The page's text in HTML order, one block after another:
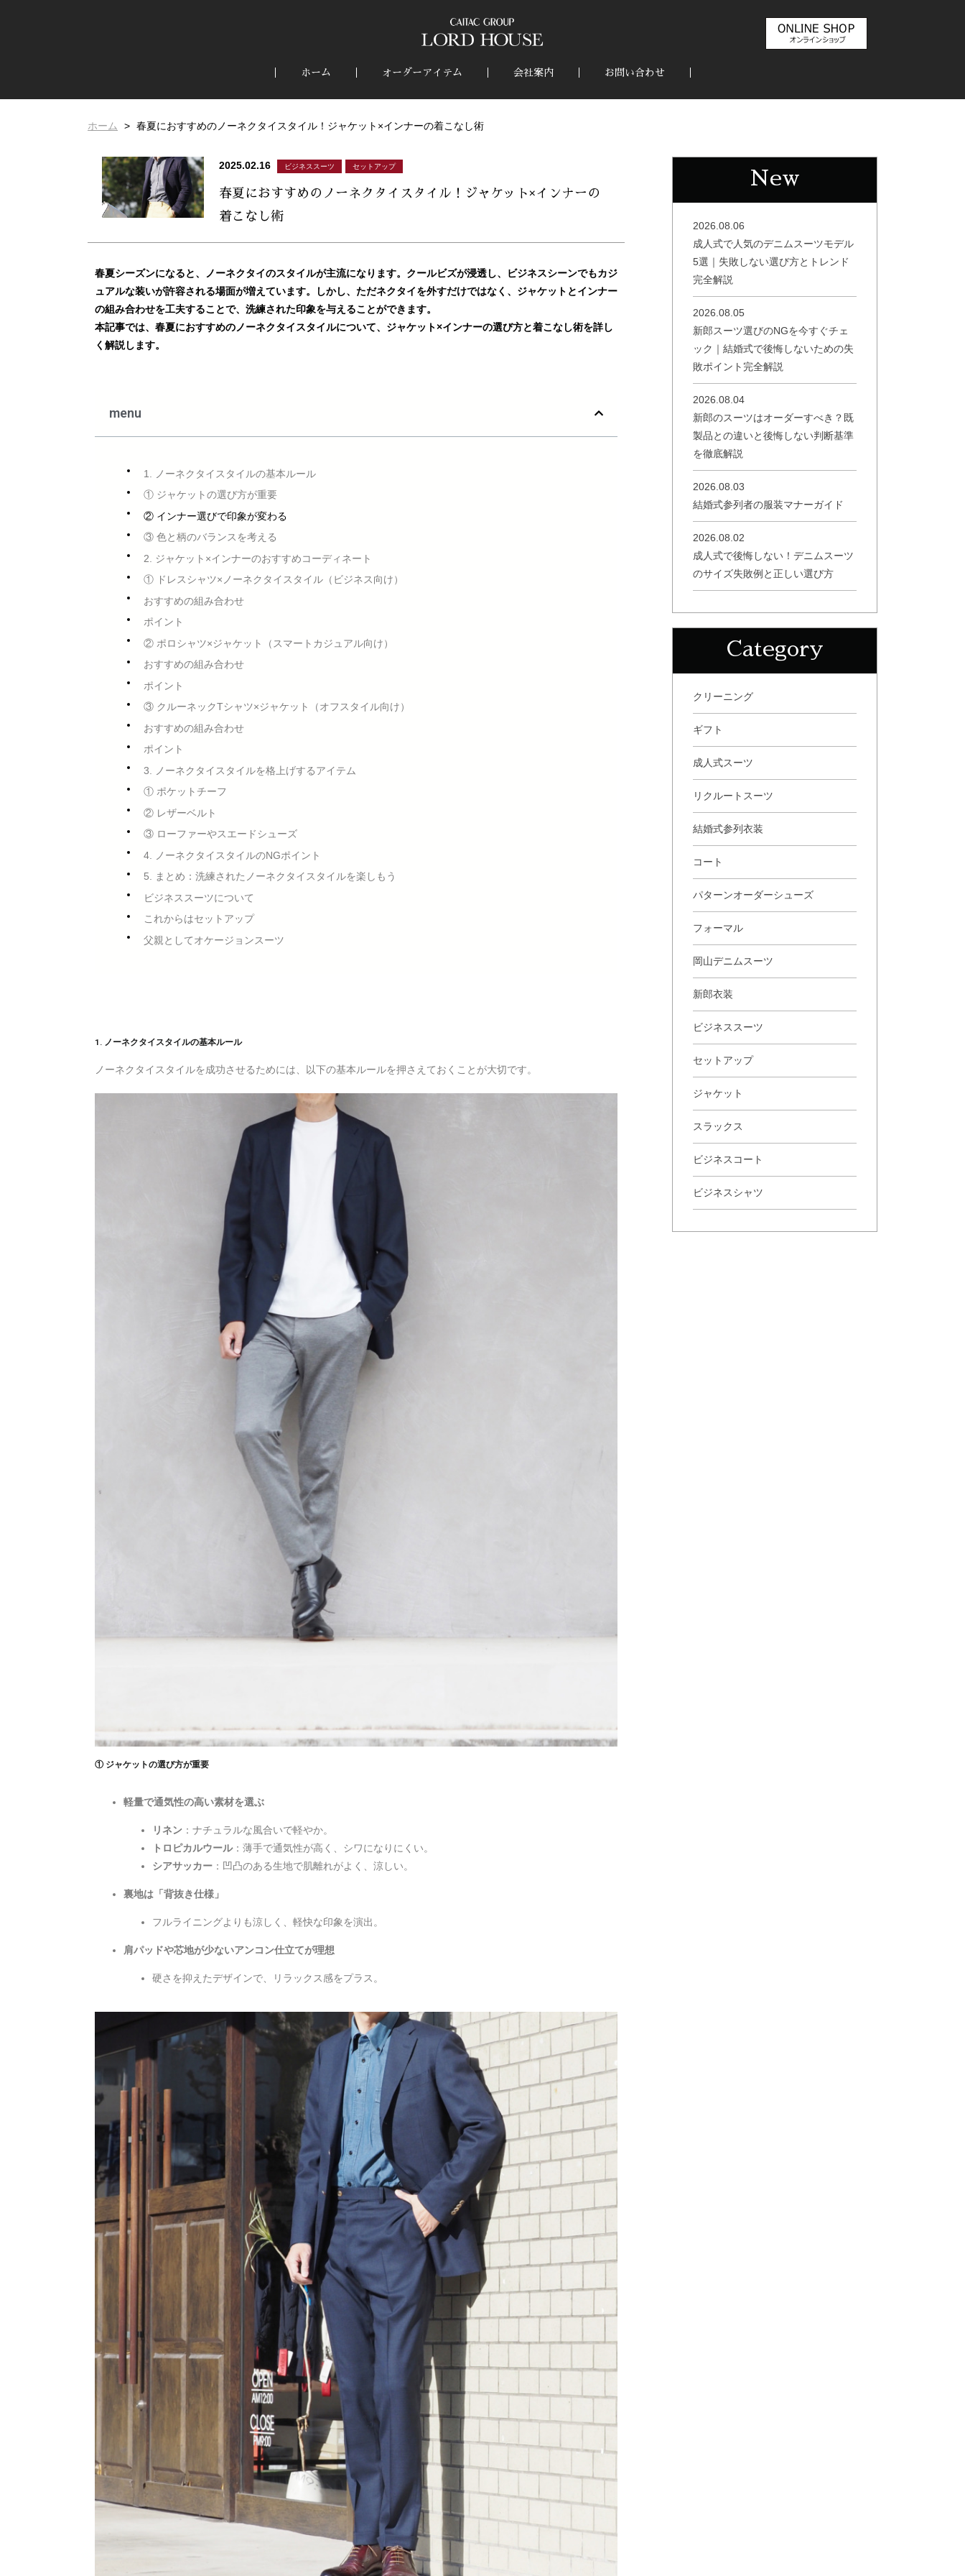
ホーム オーダーアイテム 会社案内 お問い合わせ
ホーム 春夏におすすめのノーネクタイスタイル！ジャケット×インナーの着こなし術
2025.02.16 ビジネススーツ セットアップ
春夏におすすめのノーネクタイスタイル！ジャケット×インナーの
着こなし術
春夏シーズンになると、ノーネクタイのスタイルが主流になります。クールビズが浸透し、ビジネスシーンでもカジ
ュアルな装いが許容される場面が増えています。しかし、ただネクタイを外すだけではなく、ジャケットとインナー
の組み合わせを工夫することで、洗練された印象を与えることができます。
本記事では、春夏におすすめのノーネクタイスタイルについて、ジャケット×インナーの選び方と着こなし術を詳し
く解説します。
menu
1. ノーネクタイスタイルの基本ルール
① ジャケットの選び方が重要
② インナー選びで印象が変わる
③ 色と柄のバランスを考える
2. ジャケット×インナーのおすすめコーディネート
① ドレスシャツ×ノーネクタイスタイル（ビジネス向け）
おすすめの組み合わせ
ポイント
② ポロシャツ×ジャケット（スマートカジュアル向け）
おすすめの組み合わせ
ポイント
③ クルーネックTシャツ×ジャケット（オフスタイル向け）
おすすめの組み合わせ
ポイント
3. ノーネクタイスタイルを格上げするアイテム
① ポケットチーフ
② レザーベルト
③ ローファーやスエードシューズ
4. ノーネクタイスタイルのNGポイント
5. まとめ：洗練されたノーネクタイスタイルを楽しもう
ビジネススーツについて
これからはセットアップ
父親としてオケージョンスーツ
1. ノーネクタイスタイルの基本ルール
ノーネクタイスタイルを成功させるためには、以下の基本ルールを押さえておくことが大切です。
① ジャケットの選び方が重要
軽量で通気性の高い素材を選ぶ
リネン ：ナチュラルな風合いで軽やか。
トロピカルウール：薄手で通気性が高く、シワになりにくい。
シアサッカー ：凹凸のある生地で肌離れがよく、涼しい。
裏地は「背抜き仕様」
フルライニングよりも涼しく、軽快な印象を演出。
肩パッドや芯地が少ないアンコン仕立てが理想
硬さを抑えたデザインで、リラックス感をプラス。
New
2026.08.06
成人式で人気のデニムスーツモデル
5選｜失敗しない選び方とトレンド
完全解説
2026.08.05
新郎スーツ選びのNGを今すぐチェ
ック｜結婚式で後悔しないための失
敗ポイント完全解説
2026.08.04
新郎のスーツはオーダーすべき？既
製品との違いと後悔しない判断基準
を徹底解説
2026.08.03
結婚式参列者の服装マナーガイド
2026.08.02
成人式で後悔しない！デニムスーツ
のサイズ失敗例と正しい選び方
Category
クリーニング
ギフト
成人式スーツ
リクルートスーツ
結婚式参列衣装
コート
パターンオーダーシューズ
フォーマル
岡山デニムスーツ
新郎衣装
ビジネススーツ
セットアップ
ジャケット
スラックス
ビジネスコート
ビジネスシャツ